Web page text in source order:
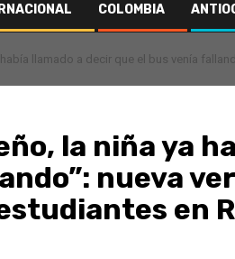
COLOMBIA
llamado a decir que el bus venía
la niña ya
nueva
en